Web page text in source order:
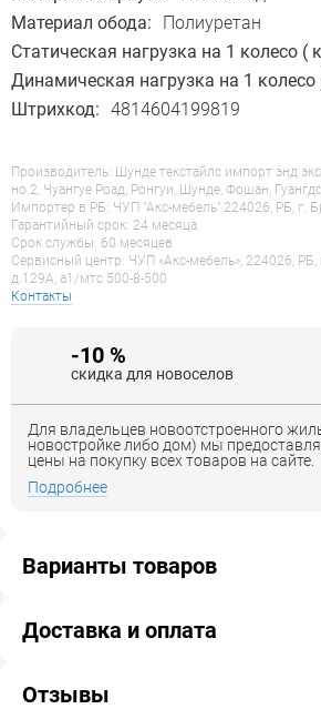
Материал обода:
Полиуретан
Статическая нагрузка на 1 колесо (
Динамическая нагрузка на 1 колесо
Штрихкод: 4814604199819
Производитель: Шунде текстайлс импорт энд
но.2, Чуангуе Роад, Ронгуи, Шунде, Фошан,
Импортер в РБ: ЧУП "Акс-мебель" 224026, РБ, г.
Гарантийный срок: 24 месяца
Срок службы: 60 месяцев
Сервисный центр: ЧУП «Акс-мебель», 224026, РБ,
д.129А, a1/мтс 500-8-500
Контакты
-10 %
скидка для новоселов
Для владельцев новоотстроенного
новостройке либо дом) мы
цены на покупку всех товаров на сайте.
Подробнее
Варианты товаров
Доставка и оплата
Отзывы